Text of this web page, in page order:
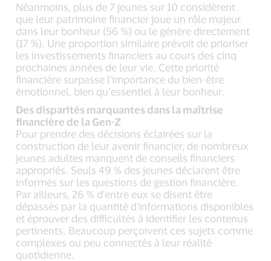
Néanmoins, plus de 7 jeunes sur 10 considèrent
que leur patrimoine financier joue un rôle majeur
dans leur bonheur (56 %) ou le génère directement
(17 %). Une proportion similaire prévoit de prioriser
les investissements financiers au cours des cinq
prochaines années de leur vie. Cette priorité
financière surpasse l'importance du bien-être
émotionnel, bien qu’essentiel à leur bonheur.
Des disparités marquantes dans la maîtrise
financière de la Gen-Z
Pour prendre des décisions éclairées sur la
construction de leur avenir financier, de nombreux
jeunes adultes manquent de conseils financiers
appropriés. Seuls 49 % des jeunes déclarent être
informés sur les questions de gestion financière.
Par ailleurs, 26 % d'entre eux se disent être
dépassés par la quantité d'informations disponibles
et éprouver des difficultés à identifier les contenus
pertinents. Beaucoup perçoivent ces sujets comme
complexes ou peu connectés à leur réalité
quotidienne.